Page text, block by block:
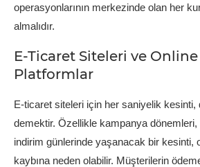
operasyonlarının merkezinde olan her
almalıdır.
E-Ticaret Siteleri ve
Platformlar
E-ticaret siteleri için her saniyelik kesinti,
demektir. Özellikle kampanya
indirim günlerinde yaşanacak bir kesinti,
kaybına neden olabilir. Müşterilerin